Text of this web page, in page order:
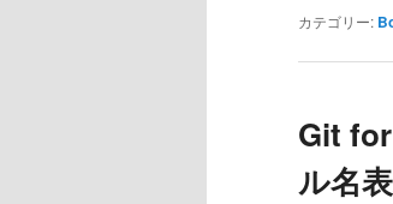
カテゴリー:
Git
ル名